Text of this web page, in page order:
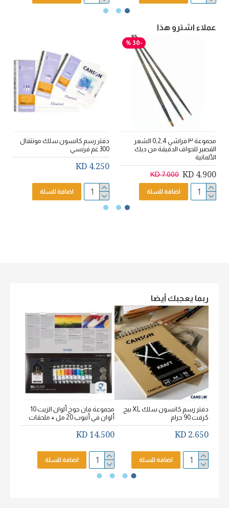
عملاء اشترو هذا
-30 %
مجموعة ٣ فراشي 0,2,4 الشعر
القصير للحواف الدقيقة من ديك
الألمانية
4.900 KD
7.000 KD
اضافة للسلة
دفتر رسم كانسون سلك مونتفال
300 غم فرنسي
4.250 KD
اضافة للسلة
ربما يعجبك أيضا
دفتر رسم كانسون سلك XL بيج
كرفت 90 جرام
2.650 KD
اضافة للسلة
مجموعة فان جوخ ألوان الزيت 10
ألوان في أنبوب 20 مل + ملحقات
14.500 KD
اضافة للسلة